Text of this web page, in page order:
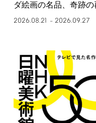
ダ絵画の名品、奇跡の
2026.08.21 – 2026.09.27